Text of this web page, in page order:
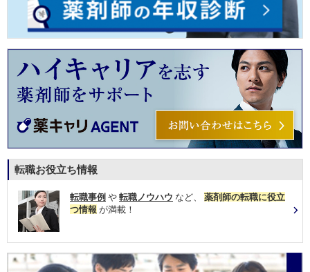
転職お役立ち情報
転職事例 や 転職ノウハウ など、 薬剤師の転職に役立
つ情報 が満載！